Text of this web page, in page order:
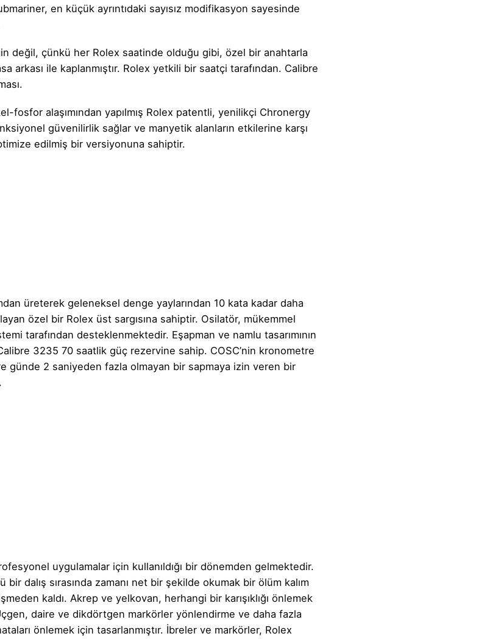
en küçük ayrıntıdaki sayısız modifikasyon sayesinde
değil, çünkü her Rolex saatinde olduğu gibi, özel bir anahtarla
arkası ile kaplanmıştır. Rolex yetkili bir saatçi tarafından. Calibre
fosfor alaşımından yapılmış Rolex patentli, yenilikçi Chronergy
güvenilirlik sağlar ve manyetik alanların etkilerine karşı
edilmiş bir versiyonuna sahiptir.
üreterek geleneksel denge yaylarından 10 kata kadar daha
özel bir Rolex üst sargısına sahiptir. Osilatör, mükemmel
tarafından desteklenmektedir. Eşapman ve namlu tasarımının
3235 70 saatlik güç rezervine sahip. COSC’nin kronometre
günde 2 saniyeden fazla olmayan bir sapmaya izin veren bir
uygulamalar için kullanıldığı bir dönemden gelmektedir.
dalış sırasında zamanı net bir şekilde okumak bir ölüm kalım
kaldı. Akrep ve yelkovan, herhangi bir karışıklığı önlemek
daire ve dikdörtgen markörler yönlendirme ve daha fazla
önlemek için tasarlanmıştır. İbreler ve markörler, Rolex